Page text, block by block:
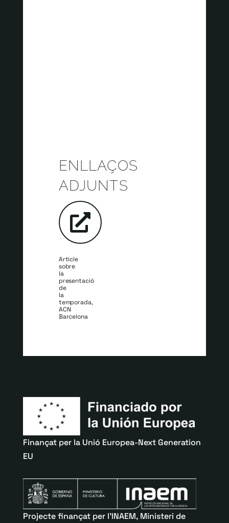
ENLLAÇOS
ADJUNTS
Article
sobre
la
presentació
de
la
temporada,
ACN
Barcelona
Finançat per la Unió Europea-Next Generation
EU
Projecte finançat per l’INAEM, Ministeri de